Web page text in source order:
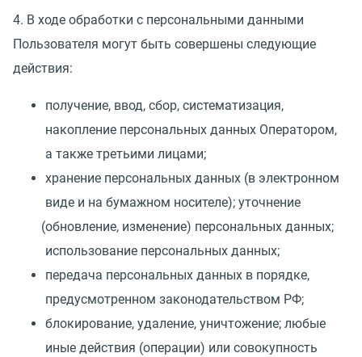
4. В ходе обработки с персональными данными
Пользователя могут быть совершены следующие
действия:
получение, ввод, сбор, систематизация,
накопление персональных данных Оператором,
а также третьими лицами;
хранение персональных данных (в электронном
виде и на бумажном носителе); уточнение
(обновление, изменение) персональных данных;
использование персональных данных;
передача персональных данных в порядке,
предусмотренном законодательством РФ;
блокирование, удаление, уничтожение; любые
иные действия (операции) или совокупность